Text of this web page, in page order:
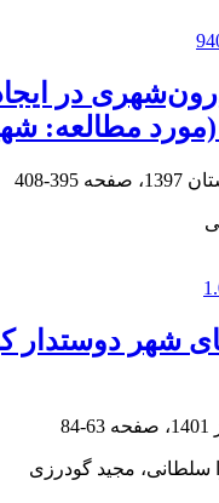
در
مطالعه:
395-408
شهر دوستدار
63-84
سلطانی، مجید گودرزی